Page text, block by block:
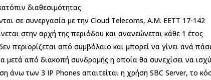
διαθεσιμότητας
σε συνεργασία με την Cloud Telecoms, A.M. ΕΕΤΤ 17-142
στην αρχή της περιόδου και ανανεώνεται κάθε 1 έτος
περιορίζεται από συμβόλαιο και μπορεί να γίνει ανά
μετά από διακοπή συνδρομής η οποία θα συνεχίσει να
άνω των 3 IP Phones απαιτείται η χρήση SBC Server, το